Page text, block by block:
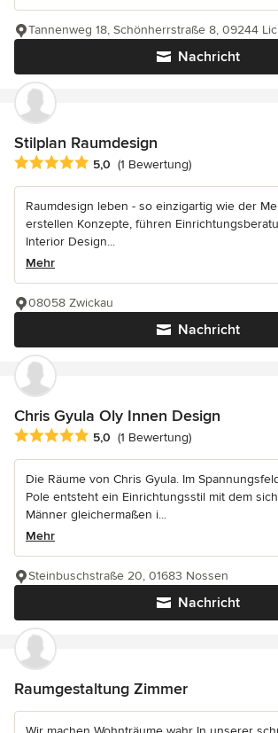
Nachricht
Tannenweg 18, Schönherrstraße 8, 09244
Stilplan Raumdesign
Durchschnittliche Bewertung: 5 von 5
5,0 (1 Bewertung)
Raumdesign leben - so einzigartig wie der
erstellen Konzepte, führen
Interior Design...
Mehr
Nachricht
08058 Zwickau
Chris Gyula Oly Innen Design
Durchschnittliche Bewertung: 5 von 5
5,0 (1 Bewertung)
Die Räume von Chris Gyula. Im
Pole entsteht ein Einrichtungsstil mit dem
Männer gleichermaßen i...
Mehr
Nachricht
Steinbuschstraße 20, 01683 Nossen
Raumgestaltung Zimmer